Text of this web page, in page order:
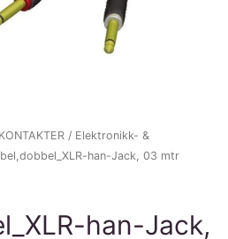
/ Elektronikk- &
han-Jack, 03 mtr
han-Jack,